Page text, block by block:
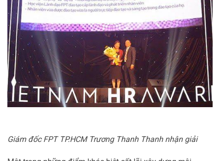
Giám đốc FPT TP.HCM Trương Thanh Thanh nhận giải